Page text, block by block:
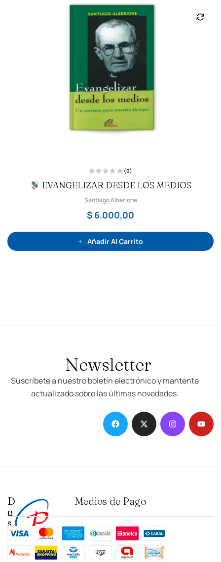
a
l
r
a
d
o
n
0
d
(0)
EVANGELIZAR DESDE LOS MEDIOS
Santiago Alberione
$ 6.000,00
Añadir Al Carrito
Newsletter
Suscríbete a nuestro boletín electrónico y mantente
actualizado sobre las últimas novedades.
D
e
s
t
a
c
I
n
s
t
i
t
Medios de Pago